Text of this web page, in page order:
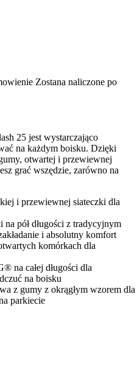
Zostana naliczone po
25 jest wystarczająco
na każdym boisku. Dzięki
otwartej i przewiewnej
grać wszędzie, zarówno na
i przewiewnej siateczki dla
pół długości z tradycyjnym
i absolutny komfort
komórkach dla
na całej długości dla
na boisku
z gumy z okrągłym wzorem dla
parkiecie